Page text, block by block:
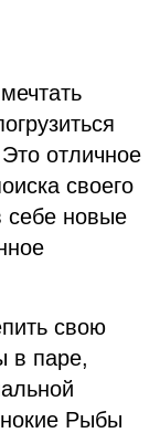
отличное
своего
себе новые
свою
в паре,
Рыбы